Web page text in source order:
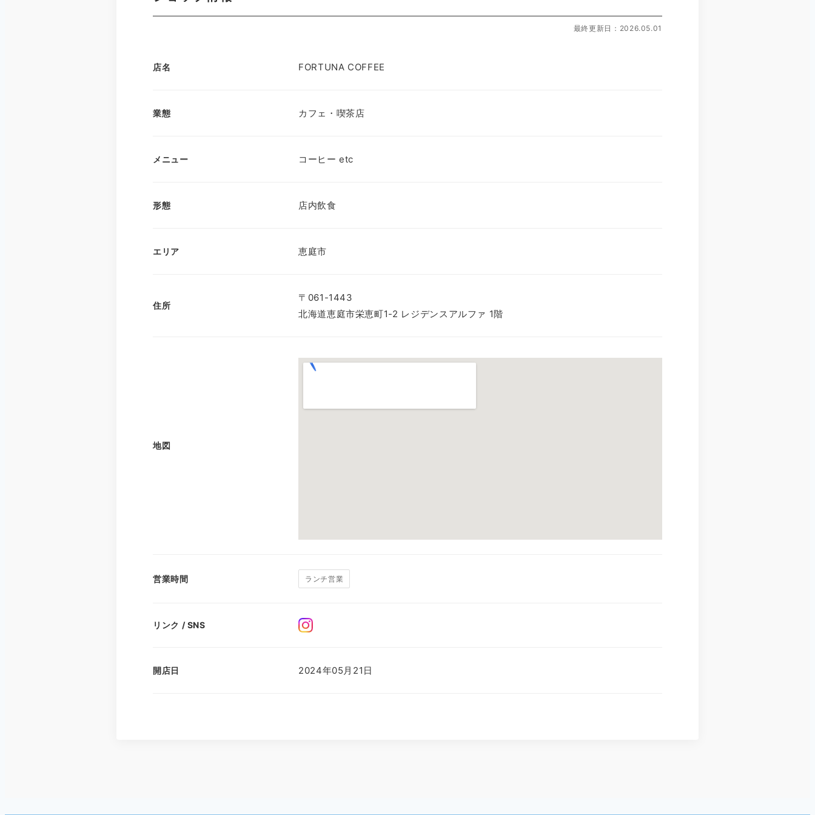
最終更新日：2026.05.01
店名 FORTUNA COFFEE
業態 カフェ・喫茶店
メニュー コーヒー etc
形態 店内飲食
エリア 恵庭市
住所
〒061-1443
北海道恵庭市栄恵町1-2 レジデンスアルファ 1階
地図
営業時間 ランチ営業
リンク / SNS
開店日 2024年05月21日